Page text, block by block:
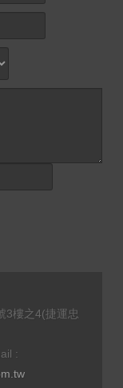
3樓之4(捷運忠
: